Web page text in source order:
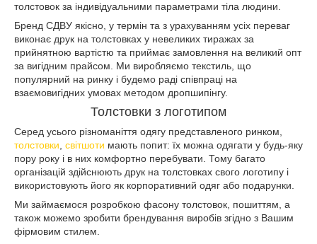
толстовок за індивідуальними параметрами тіла людини.
Бренд СДВУ якісно, у термін та з урахуванням усіх переваг
виконає друк на толстовках у невеликих тиражах за
прийнятною вартістю та приймає замовлення на великий опт
за вигідним прайсом. Ми виробляємо текстиль, що
популярний на ринку і будемо раді співпраці на
взаємовигідних умовах методом дропшипінгу.
Толстовки з логотипом
Серед усього різноманіття одягу представленого ринком,
толстовки світшоти мають попит: їх можна одягати у будь-яку
пору року і в них комфортно перебувати. Тому багато
організацій здійснюють друк на толстовках свого логотипу і
використовують його як корпоративний одяг або подарунки.
Ми займаємося розробкою фасону толстовок, пошиттям, а
також можемо зробити брендування виробів згідно з Вашим
фірмовим стилем.